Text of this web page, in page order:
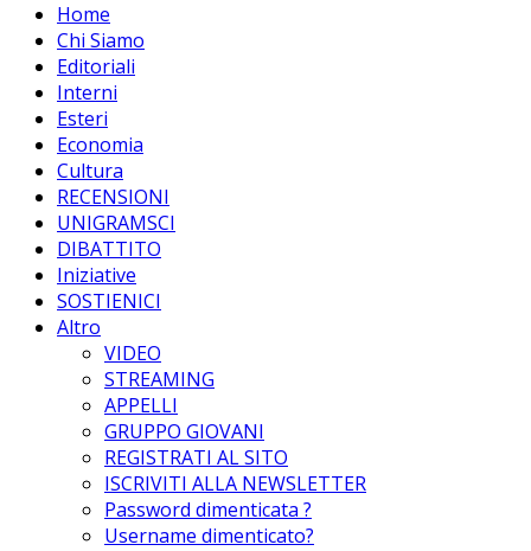
Home
Chi Siamo
Editoriali
Interni
Esteri
Economia
Cultura
RECENSIONI
UNIGRAMSCI
DIBATTITO
Iniziative
SOSTIENICI
Altro
VIDEO
STREAMING
APPELLI
GRUPPO GIOVANI
REGISTRATI AL SITO
ISCRIVITI ALLA NEWSLETTER
Password dimenticata ?
Username dimenticato?